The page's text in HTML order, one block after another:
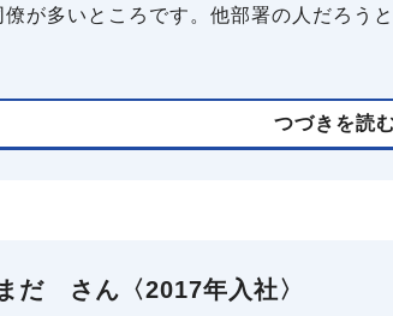
僚が多いところです。他部署の人だろう
つづきを読
だ さん〈2017年入社〉